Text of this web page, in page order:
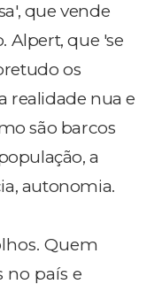
que vende
Alpert, que 'se
os
realidade nua e
são barcos
a
autonomia.
Quem
no país e